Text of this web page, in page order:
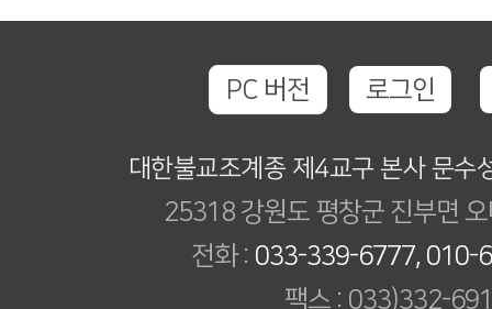
PC 버전 로그인
대한불교조계종 제4교구 본사 문수
25318 강원도 평창군 진부면
전화 : 033-339-6777, 010-
팩스 : 033)332-